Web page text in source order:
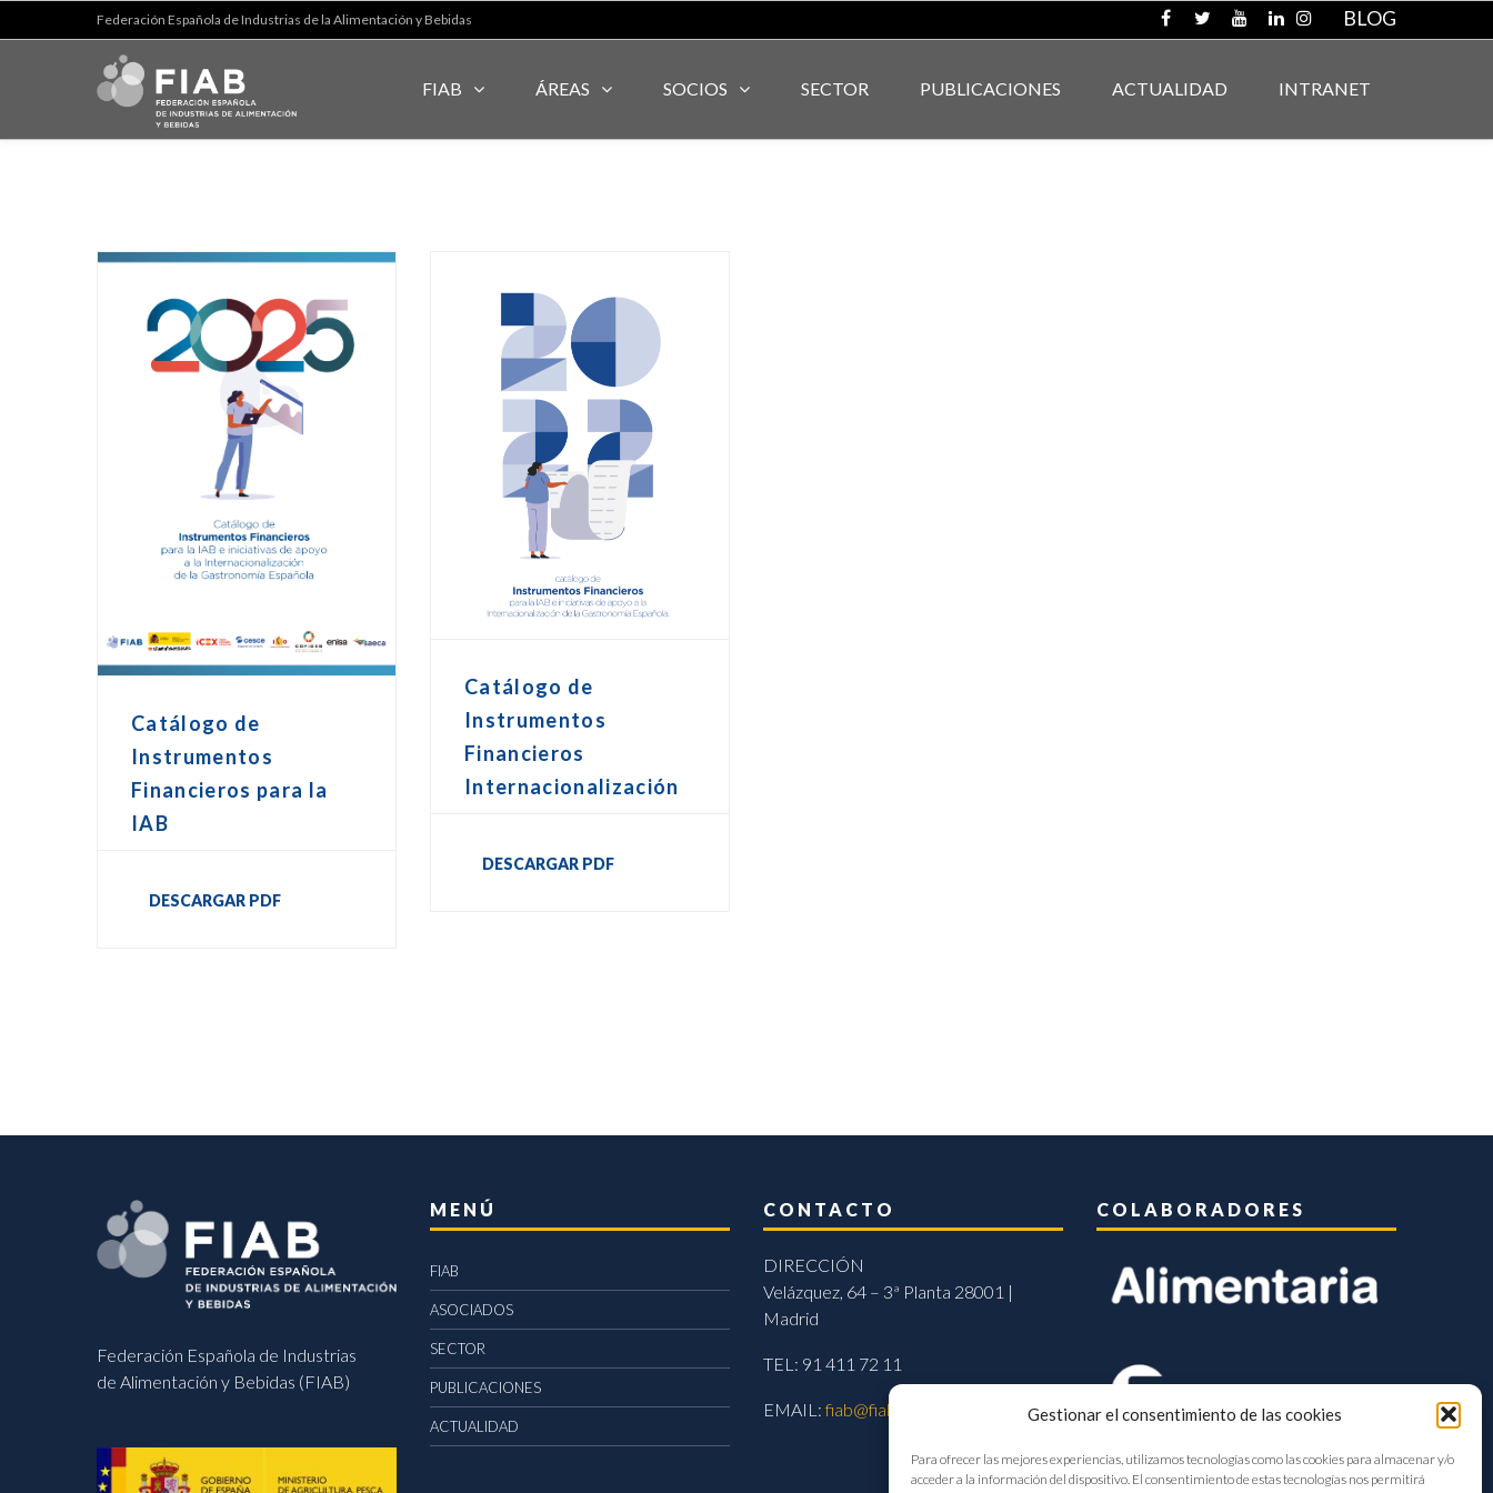
Gestionar el consentimiento de las cookies
Para ofrecer las mejores experiencias, utilizamos tecnologías como las cookies para almacenar y/o
acceder a la información del dispositivo. El consentimiento de estas tecnologías nos permitirá
Federación Española de Industrias de la Alimentación y Bebidas BLOG
FIAB ÁREAS SOCIOS SECTOR PUBLICACIONES ACTUALIDAD INTRANET
Catálogo de
Instrumentos
Financieros para la
IAB
DESCARGAR PDF
Catálogo de
Instrumentos
Financieros
Internacionalización
DESCARGAR PDF
Federación Española de Industrias
de Alimentación y Bebidas (FIAB)
MENÚ
FIAB
ASOCIADOS
SECTOR
PUBLICACIONES
ACTUALIDAD
CONTACTO
DIRECCIÓN
Velázquez, 64 – 3ª Planta 28001 |
Madrid
TEL: 91 411 72 11
EMAIL:fiab@fiab.es
COLABORADORES